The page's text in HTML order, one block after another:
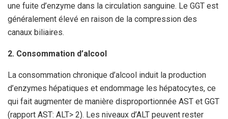
une fuite d’enzyme dans la circulation sanguine. Le GGT est
généralement élevé en raison de la compression des
canaux biliaires.
2. Consommation d’alcool
La consommation chronique d’alcool induit la production
d’enzymes hépatiques et endommage les hépatocytes, ce
qui fait augmenter de manière disproportionnée AST et GGT
(rapport AST: ALT> 2). Les niveaux d’ALT peuvent rester